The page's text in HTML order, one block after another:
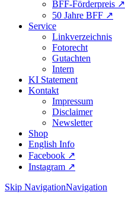
BFF-Förderpreis ↗︎
50 Jahre BFF ↗︎
Service
Linkverzeichnis
Fotorecht
Gutachten
Intern
KI Statement
Kontakt
Impressum
Disclaimer
Newsletter
Shop
English Info
Facebook ↗︎
Instagram ↗︎
Skip NavigationNavigation